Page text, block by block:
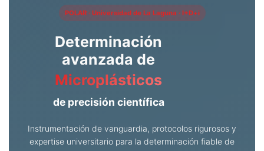
POLAR · Universidad de La Laguna · I+D+i
Determinación
avanzada de
Microplásticos
de precisión científica
Instrumentación de vanguardia, protocolos rigurosos y
expertise universitario para la determinación fiable de